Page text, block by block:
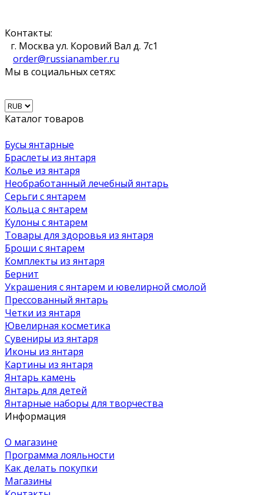
Контакты:
г. Москва ул. Коровий Вал д. 7с1
order@russianamber.ru
Мы в социальных сетях:
Каталог товаров
Бусы янтарные
Браслеты из янтаря
Колье из янтаря
Необработанный лечебный янтарь
Серьги с янтарем
Кольца с янтарем
Кулоны с янтарем
Товары для здоровья из янтаря
Броши с янтарем
Комплекты из янтаря
Бернит
Украшения с янтарем и ювелирной смолой
Прессованный янтарь
Четки из янтаря
Ювелирная косметика
Сувениры из янтаря
Иконы из янтаря
Картины из янтаря
Янтарь камень
Янтарь для детей
Янтарные наборы для творчества
Информация
О магазине
Программа лояльности
Как делать покупки
Магазины